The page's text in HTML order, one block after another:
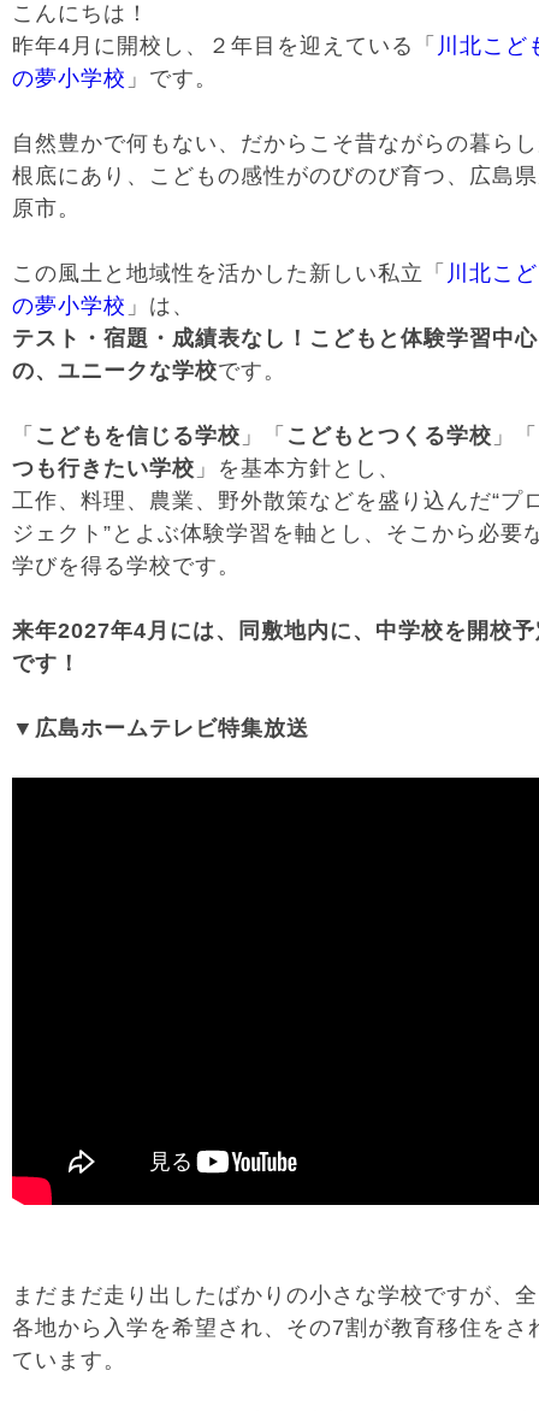
こんにちは！
昨年4月に開校し、２年目を迎えている「 川北こど
の夢小学校 」です。
自然豊かで何もない、だからこそ昔ながらの暮ら
根底にあり、こどもの感性がのびのび育つ、広島
原市。
この風土と地域性を活かした新しい私立「 川北こ
の夢小学校 」は、
テスト・宿題・成績表なし！こどもと体験学習中心
の、ユニークな学校です。
「 こどもを信じる学校 」「 こどもとつくる学校 」「
つも行きたい学校 」を基本方針とし、
工作、料理、農業、野外散策などを盛り込んだ“プ
ジェクト”とよぶ体験学習を軸とし、そこから必要
学びを得る学校です。
来年2027年4月には、同敷地内に、中学校を開校
です！
▼広島ホームテレビ特集放送
まだまだ走り出したばかりの小さな学校ですが、
各地から入学を希望され、その7割が教育移住をさ
ています。